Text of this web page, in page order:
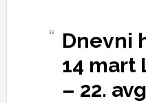
Dnevni
14 mart
– 22.